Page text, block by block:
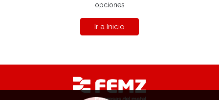
opciones
Ir a Inicio